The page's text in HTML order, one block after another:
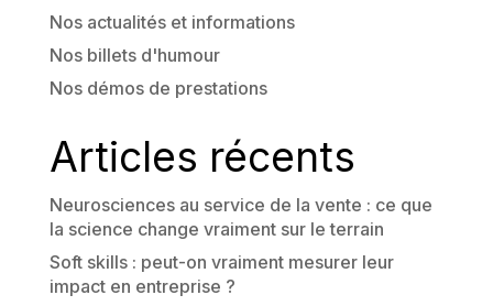
Nos actualités et informations
Nos billets d'humour
Nos démos de prestations
Articles récents
Neurosciences au service de la vente : ce que
la science change vraiment sur le terrain
Soft skills : peut-on vraiment mesurer leur
impact en entreprise ?